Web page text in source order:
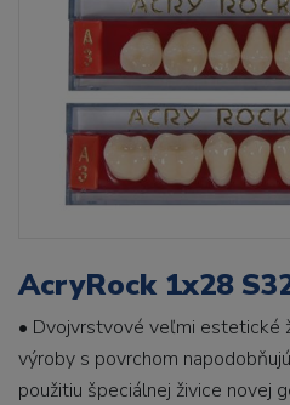
AcryRock 1x28
• Dvojvrstvové veľmi estetické
výroby s povrchom
použitiu špeciálnej živice novej